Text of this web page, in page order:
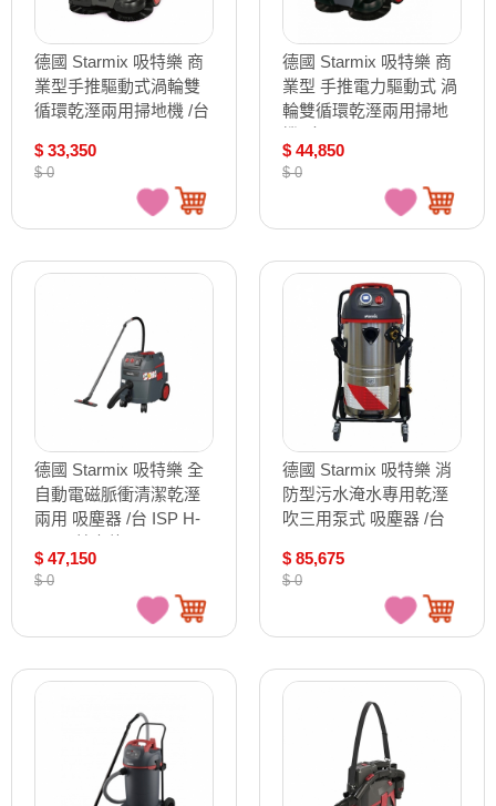
德國 Starmix 吸特樂 商
業型手推驅動式渦輪雙
循環乾溼兩用掃地機 /台
$ 33,350
$ 0
德國 Starmix 吸特樂 商
業型 手推電力驅動式 渦
輪雙循環乾溼兩用掃地
$ 44,850
$ 0
德國 Starmix 吸特樂 全
自動電磁脈衝清潔乾溼
兩用 吸塵器 /台 ISP H-
$ 47,150
$ 0
德國 Starmix 吸特樂 消
防型污水淹水專用乾溼
吹三用泵式 吸塵器 /台
FW
$ 85,675
$ 0